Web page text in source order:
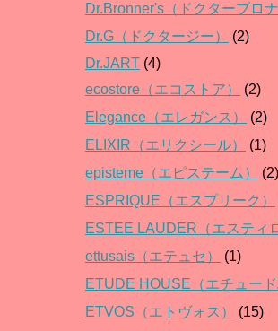
Dr.Bronner's（ドクターブロナ
Dr.G（ドクタージー）
(2)
Dr.JART (4)
ecostore（エコストア）
(2)
Elegance（エレガンス）
(2)
ELIXIR（エリクシール）
(1)
episteme（エピステーム）
(2)
ESPRIQUE（エスプリーク）
ESTEE LAUDER（エスティ
ettusais（エテュセ）
(1)
ETUDE HOUSE（エチュード
ETVOS（エトヴォス）
(15)